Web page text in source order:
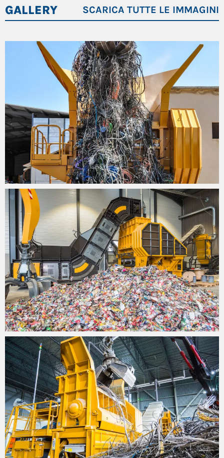
GALLERY SCARICA TUTTE LE IMMAGINI